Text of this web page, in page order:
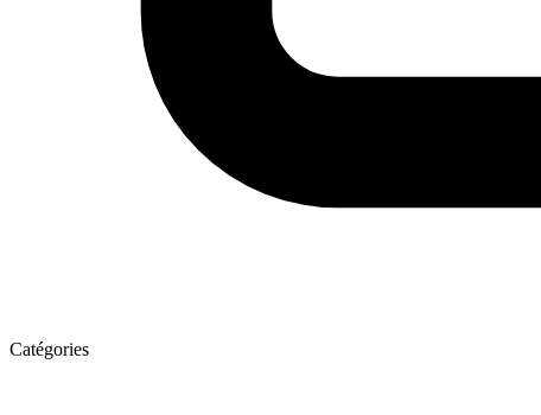
Catégories